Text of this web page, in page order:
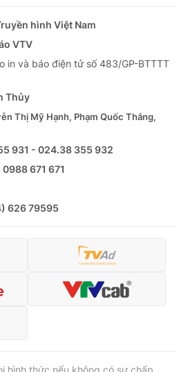
hình Việt Nam
VTV
in và báo điện tử số 483/GP-BTTTT
Thủy
Thị Mỹ Hạnh, Phạm Quốc Thắng,
931 - 024.38 355 932
0988 671 671
626 79595
hình thức nếu không có sự chấp